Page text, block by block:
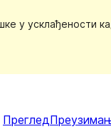
у усклађености
Преглед